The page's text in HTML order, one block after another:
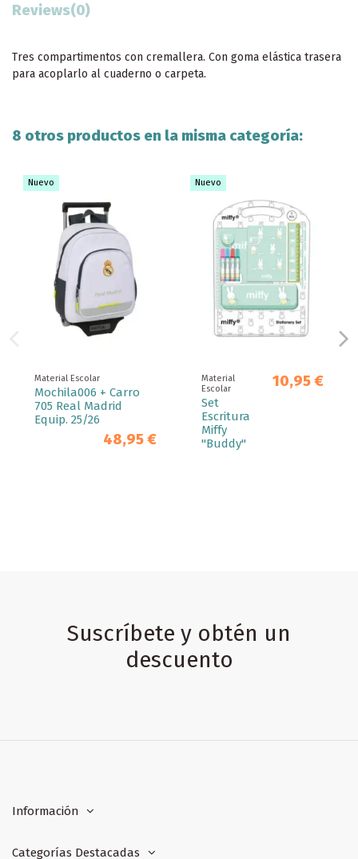
Reviews(0)
Tres compartimentos con cremallera. Con goma elástica trasera
para acoplarlo al cuaderno o carpeta.
8 otros productos en la misma categoría:
Nuevo
Material Escolar
Mochila006 + Carro
705 Real Madrid
Equip. 25/26
48,95 €
Nuevo
Material
Escolar
Set
Escritura
Miffy
"Buddy"
10,95 €
Suscríbete y obtén un
descuento
Información
Categorías Destacadas